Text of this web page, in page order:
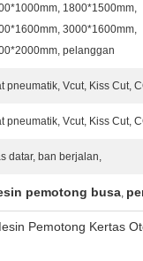
1800*1500mm,
3000*1600mm,
pelanggan
pneumatik, Vcut, Kiss Cut,
pneumatik, Vcut, Kiss Cut,
datar, ban berjalan,
pemotong busa,
Pemotong Kertas